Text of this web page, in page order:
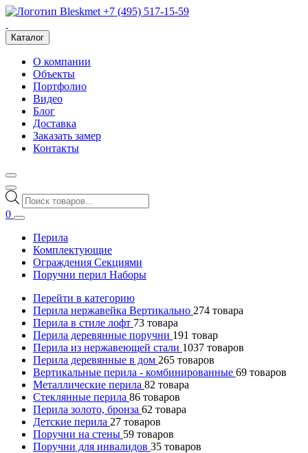
+7 (495) 517-15-59
Каталог
О компании
Объекты
Портфолио
Видео
Блог
Доставка
Заказать замер
Контакты
Поиск
товаров
0
Перила
Комплектующие
Ограждения Секциями
Поручни перил Наборы
Перейти в категорию
Перила нержавейка Вертикально 274 товара
Перила в стиле лофт 73 товара
Перила деревянные поручни 191 товар
Перила из нержавеющей стали 1037 товаров
Перила деревянные в дом 265 товаров
Вертикальные перила - комбинированные 69 товаров
Металлические перила 82 товара
Стеклянные перила 86 товаров
Перила золото, бронза 62 товара
Детские перила 27 товаров
Поручни на стены 59 товаров
Поручни для инвалидов 35 товаров